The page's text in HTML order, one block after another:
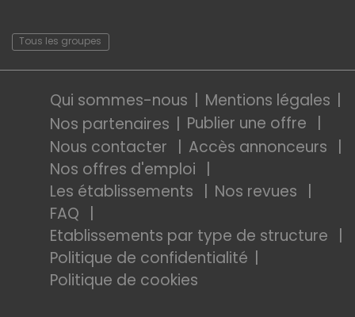
Tous les groupes
Qui sommes-nous
Mentions légales
Nos partenaires
Publier une offre
Nous contacter
Accès annonceurs
Nos offres d'emploi
Les établissements
Nos revues
FAQ
Etablissements par type de structure
Politique de confidentialité
Politique de cookies